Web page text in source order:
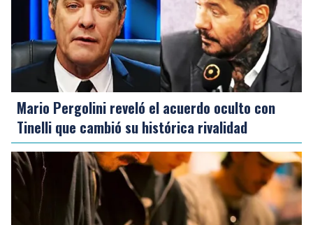
Mario Pergolini reveló el acuerdo oculto con
Tinelli que cambió su histórica rivalidad